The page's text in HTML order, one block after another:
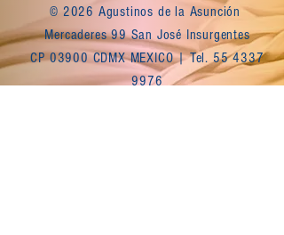
© 2026 Agustinos de la Asunción
Mercaderes 99 San José Insurgentes
CP 03900 CDMX MEXICO | Tel. 55 4337
9976